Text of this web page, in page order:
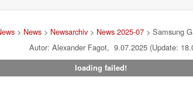
> News > Newsarchiv > News 2025-07 > Samsung
Autor: Alexander Fagot, 9.07.2025 (Update:
loading failed!